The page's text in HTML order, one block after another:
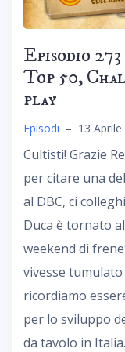
Episodio
Top 50,
play
Episodi – 13 Aprile
Cultisti! Grazie
per citare una
al DBC, ci
Duca è tornato
weekend di
vivesse tumulato
ricordiamo
per lo sviluppo
da tavolo in